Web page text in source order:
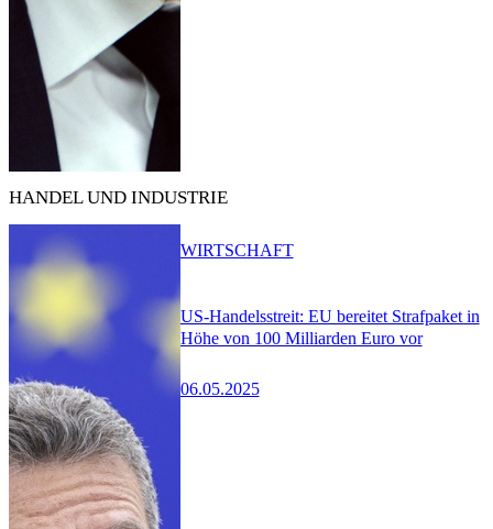
HANDEL UND INDUSTRIE
US-Handelsstreit: EU bereitet Strafpaket in
Höhe von 100 Milliarden Euro vor
06.05.2025
WIRTSCHAFT